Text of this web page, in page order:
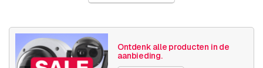
Gewicht
Grootte (lxbxh) 270 x 200 x 140 millimeters
Ontdenk alle producten in de
aanbieding.